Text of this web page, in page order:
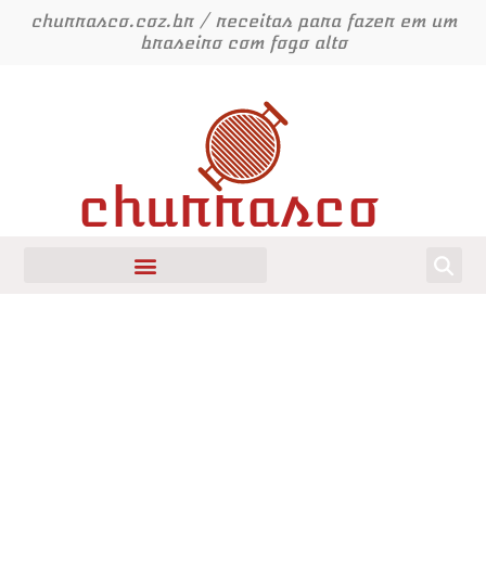
churrasco.coz.br / receitas para fazer em um
braseiro com fogo alto
churrasco